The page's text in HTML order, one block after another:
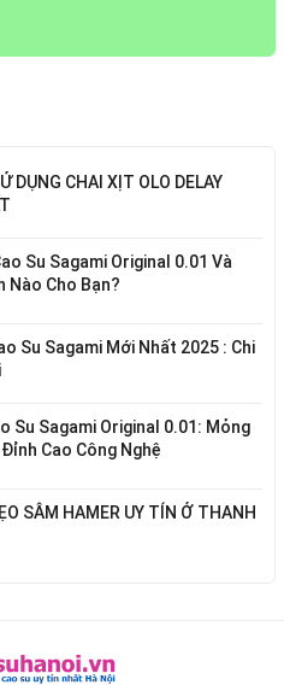
DỤNG CHAI XỊT OLO DELAY
Su Sagami Original 0.01 Và
Nào Cho Bạn?
Su Sagami Mới Nhất 2025 : Chi
Su Sagami Original 0.01: Mỏng
Cao Công Nghệ
SÂM HAMER UY TÍN Ở THANH